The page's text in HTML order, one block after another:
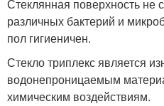
Стеклянная поверхность не
различных бактерий и
пол гигиеничен.
Стекло триплекс является
водонепроницаемым
химическим воздействиям.